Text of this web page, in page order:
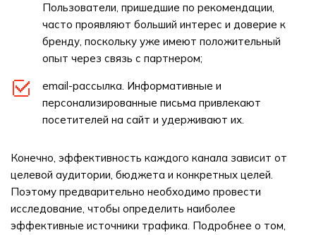
Пользователи, пришедшие по рекомендации,
часто проявляют больший интерес и доверие к
бренду, поскольку уже имеют положительный
опыт через связь с партнером;
email-рассылка. Информативные и
персонализированные письма привлекают
посетителей на сайт и удерживают их.
Конечно, эффективность каждого канала зависит от
целевой аудитории, бюджета и конкретных целей.
Поэтому предварительно необходимо провести
исследование, чтобы определить наиболее
эффективные источники трафика. Подробнее о том,